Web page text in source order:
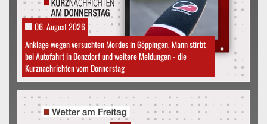
06. August 2026
Anklage wegen versuchten Mordes in Göppingen, Mann stirbt
bei Autofahrt in Donzdorf und weitere Meldungen - die
Kurznachrichten vom Donnerstag